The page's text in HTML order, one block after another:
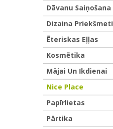
Dāvanu Saiņošana
Dizaina Priekšmeti
Ēteriskas Eļļas
Kosmētika
Mājai Un Ikdienai
Nice Place
Papīrlietas
Pārtika